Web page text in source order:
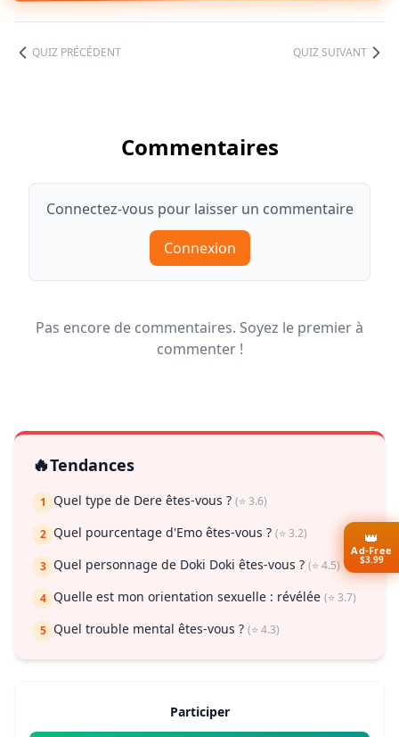
QUIZ PRÉCÉDENT QUIZ SUIVANT
Commentaires
Connectez-vous pour laisser un commentaire
Connexion
Pas encore de commentaires. Soyez le premier à
commenter !
🔥Tendances
1 Quel type de Dere êtes-vous ? (⭐ 3.6)
2 Quel pourcentage d'Emo êtes-vous ? (⭐ 3.2)
3 Quel personnage de Doki Doki êtes-vous ? (⭐ 4.5)
4 Quelle est mon orientation sexuelle : révélée (⭐ 3.7)
5 Quel trouble mental êtes-vous ? (⭐ 4.3)
Participer
👑
Ad-Free
$3.99